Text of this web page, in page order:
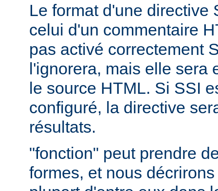
Le format d'une directive
celui d'un commentaire
pas activé correctement
l'ignorera, mais elle sera
le source HTML. Si SSI
configuré, la directive
résultats.
"fonction" peut prendre
formes, et nous